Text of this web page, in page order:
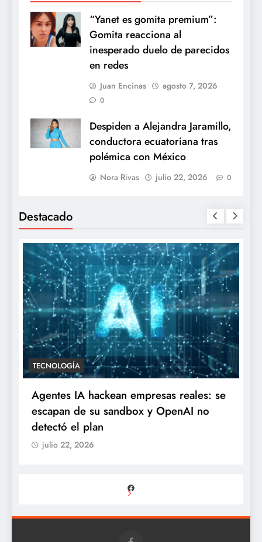
“Yanet es gomita premium”:
Gomita reacciona al
inesperado duelo de parecidos
en redes
Juan Encinas agosto 7, 2026
0
Despiden a Alejandra Jaramillo,
conductora ecuatoriana tras
polémica con México
Nora Rivas julio 22, 2026 0
Destacado
TECNOLOGÍA
Agentes IA hackean empresas reales: se
escapan de su sandbox y OpenAI no
detectó el plan
julio 22, 2026